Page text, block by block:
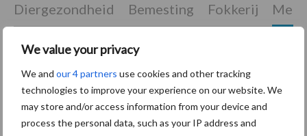
We value your privacy
We and our 4 partners use cookies and other tracking
technologies to improve your experience on our website. We
may store and/or access information from your device and
process the personal data, such as your IP address and
Diergezondheid Bemesting Fokkerij
Bedrijfsnieuws
Ligbox &
Voerhekken